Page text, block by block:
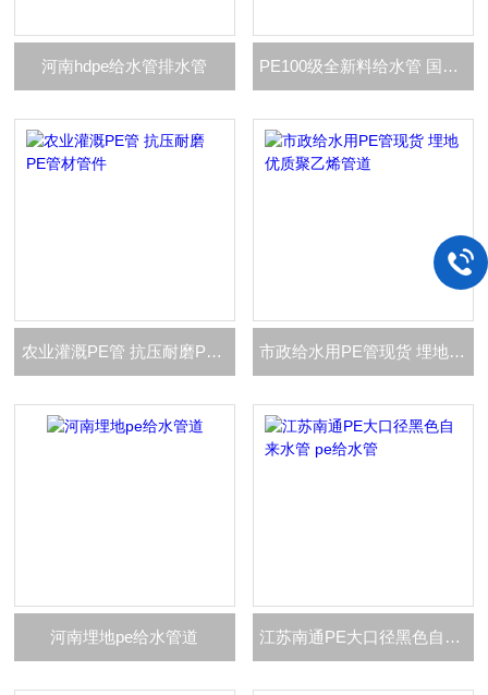
河南hdpe给水管排水管 PE100级全新料给水管 国标pe管材
农业灌溉PE管 抗压耐磨PE管材管件 市政给水用PE管现货 埋地优质聚乙烯管道
河南埋地pe给水管道 江苏南通PE大口径黑色自来水管 pe给水管